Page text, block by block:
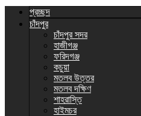
প্রচ্ছদ
চাঁদপুর
চাঁদপুর সদর
হাজীগঞ্জ
ফরিদগঞ্জ
কচুয়া
মতলব উত্তর
মতলব দক্ষিণ
শাহরাস্তি
হাইমচর